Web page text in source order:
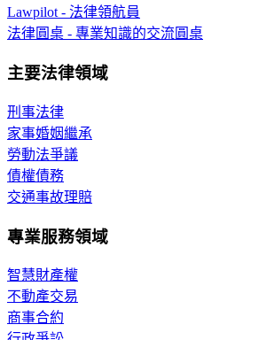
Lawpilot - 法律領航員
法律圓桌 - 專業知識的交流圓桌
主要法律領域
刑事法律
家事婚姻繼承
勞動法爭議
債權債務
交通事故理賠
專業服務領域
智慧財產權
不動產交易
商事合約